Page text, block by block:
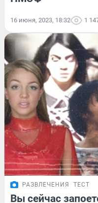
16 июня, 2023, 18:32 1
РАЗВЛЕЧЕНИЯ ТЕСТ
Вы сейчас